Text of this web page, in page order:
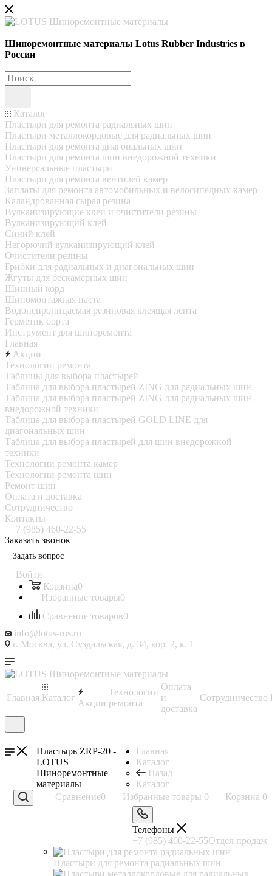
Шиноремонтные материалы Lotus Rubber Industries в
России
Каталог
Пластыри для ремонта радиальных шин
Пластыри металлокордовые для радиальных шин
Пластыри для ремонта диагональных шин
Пластыри для ремонта шин внедорожной техники
Универсальные пластыри
Пластыри для ремонта вентилей камер
Заплаты для ремонта автомобильных и велосипедных камер
Каландрованная сырая резина
Вулканизирующие клеи и очистители резины
Вулканизирующий клей
Синий клей
Негорючий вулканизирующий клей
Очистители резины
Грибки для радиальных и диагональных шин
Жгуты для бескамерных шин
Шинный корд
Шиномонтажная паста
Водонепроницаемая резиновая клеящая лента
Герметик борта
Инструмент для шиноремонта
Главная
Акции
Технологии ремонта
Таблицы для выбора пластырей
Таблица для выбора пластырей ZING для радиальных шин
Таблица для выбора пластырей ZING для радиальных шин
внедорожной техники
Таблица для выбора пластырей GOLD LINE для
диагональных шин
Таблица для выбора пластырей для шин внедорожной
техники
Технологии ремонта камер
Технологии ремонта шин
Ремонт шин
Оплата и доставка
Сотрудничество
Контакты
+7 (985) 460-22-55
Заказать звонок
Задать вопрос
Войти
Корзина0
Избранные товары0
Сравнение товаров0
info@lotus-rus.ru
г. Москва, ул. Суздальская, д. 34, кор. 2, к. 1
Главная Каталог
Акции
Технологии
ремонта
Оплата
и
доставка
Сотрудничество
Пластырь ZRP-20 -
LOTUS
Шиноремонтные
материалы
Сравнение0 Избранные товары 0 Корзина 0
Телефоны
+7 (985) 460-22-55Отдел продаж
Главная
Каталог
Назад
Каталог
Пластыри для ремонта радиальных шин